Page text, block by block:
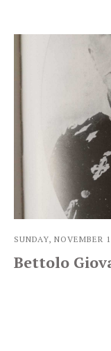
SUNDAY, NOVEMBER
Bettolo